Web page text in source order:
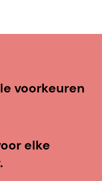
voorkeuren
elke